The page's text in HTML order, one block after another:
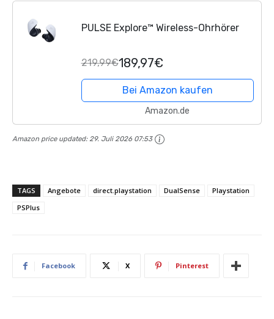
PULSE Explore™ Wireless-Ohrhörer
219,99€189,97€
Bei Amazon kaufen
Amazon.de
Amazon price updated:29. Juli 2026 07:53
TAGS Angebote direct.playstation DualSense
Playstation
PSPlus
Facebook X Pinterest